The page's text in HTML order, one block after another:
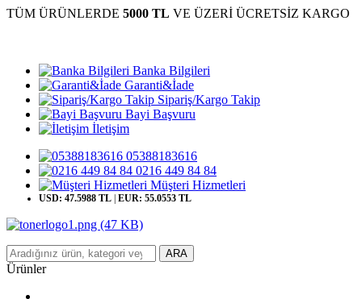
TÜM ÜRÜNLERDE 5000 TL VE ÜZERİ ÜCRETSİZ KARGO
Banka Bilgileri
Garanti&İade
Sipariş/Kargo Takip
Bayi Başvuru
İletişim
05388183616
0216 449 84 84
Müşteri Hizmetleri
USD: 47.5988 TL EUR: 55.0553 TL
ARA
Ürünler